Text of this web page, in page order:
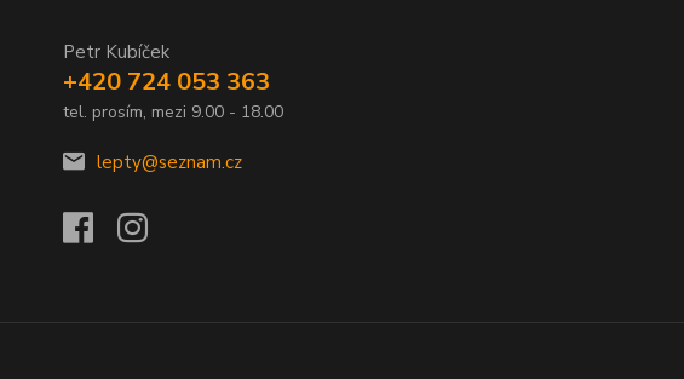
Petr Kubíček
+420 724 053 363
tel. prosím, mezi 9.00 - 18.00
lepty@seznam.cz